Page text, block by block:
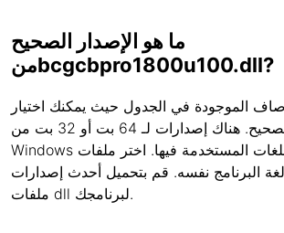
ما هو الإصدار الصحيح
منbcgcbpro1800u100.dll?
الموجودة في الجدول حيث يمكنك اختيار
الملف الصحيح. هناك إصدارات لـ 64 بت أو 32 بت من
Windows واللغات المستخدمة فيها. اختر ملفات dll تلك التي
البرنامج نفسه. قم بتحميل أحدث إصدارات
ملفات dll لبرنامجك.